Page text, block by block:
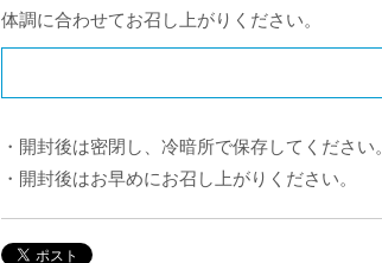
体調に合わせてお召し上がりください。
・開封後は密閉し、冷暗所で保存してください。
・開封後はお早めにお召し上がりください。